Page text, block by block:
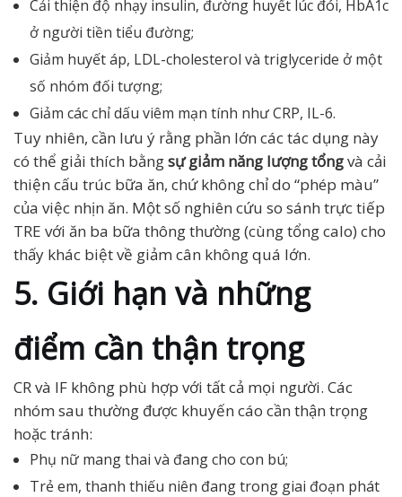
Cải thiện độ nhạy insulin, đường huyết lúc đói, HbA1c
ở người tiền tiểu đường;
Giảm huyết áp, LDL-cholesterol và triglyceride ở một
số nhóm đối tượng;
Giảm các chỉ dấu viêm mạn tính như CRP, IL-6.
Tuy nhiên, cần lưu ý rằng phần lớn các tác dụng này
có thể giải thích bằngsự giảm năng lượng tổngvà cải
thiện cấu trúc bữa ăn, chứ không chỉ do “phép màu”
của việc nhịn ăn. Một số nghiên cứu so sánh trực tiếp
TRE với ăn ba bữa thông thường (cùng tổng calo) cho
thấy khác biệt về giảm cân không quá lớn.
5. Giới hạn và những
điểm cần thận trọng
CR và IF không phù hợp với tất cả mọi người. Các
nhóm sau thường được khuyến cáo cần thận trọng
hoặc tránh:
Phụ nữ mang thai và đang cho con bú;
Trẻ em, thanh thiếu niên đang trong giai đoạn phát